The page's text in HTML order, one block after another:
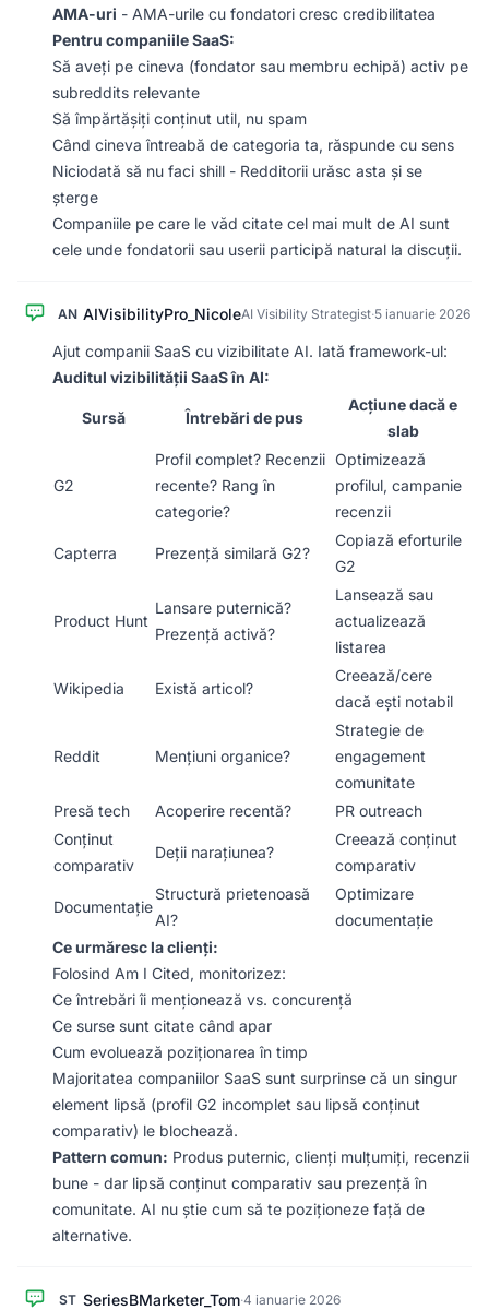
AMA-uri - AMA-urile cu fondatori cresc credibilitatea
Pentru companiile SaaS:
Să aveți pe cineva (fondator sau membru echipă) activ pe
subreddits relevante
Să împărtășiți conținut util, nu spam
Când cineva întreabă de categoria ta, răspunde cu sens
Niciodată să nu faci shill - Redditorii urăsc asta și se
șterge
Companiile pe care le văd citate cel mai mult de AI sunt
cele unde fondatorii sau userii participă natural la discuții.
AN AIVisibilityPro_NicoleAI Visibility Strategist·5 ianuarie 2026
Ajut companii SaaS cu vizibilitate AI. Iată framework-ul:
Auditul vizibilității SaaS în AI:
Sursă Întrebări de pus
Acțiune dacă e
slab
G2
Profil complet? Recenzii
recente? Rang în
categorie?
Optimizează
profilul, campanie
recenzii
Capterra Prezență similară G2?
Copiază eforturile
G2
Product Hunt
Lansare puternică?
Prezență activă?
Lansează sau
actualizează
listarea
Wikipedia Există articol?
Creează/cere
dacă ești notabil
Reddit Mențiuni organice?
Strategie de
engagement
comunitate
Presă tech
Acoperire recentă?
PR outreach
Conținut
comparativ
Deții narațiunea?
Creează conținut
comparativ
Documentație
Structură prietenoasă
AI?
Optimizare
documentație
Ce urmăresc la clienți:
Folosind Am I Cited, monitorizez:
Ce întrebări îi menționează vs. concurență
Ce surse sunt citate când apar
Cum evoluează poziționarea în timp
Majoritatea companiilor SaaS sunt surprinse că un singur
element lipsă (profil G2 incomplet sau lipsă conținut
comparativ) le blochează.
Pattern comun: Produs puternic, clienți mulțumiți, recenzii
bune - dar lipsă conținut comparativ sau prezență în
comunitate. AI nu știe cum să te poziționeze față de
alternative.
ST SeriesBMarketer_Tom·4 ianuarie 2026